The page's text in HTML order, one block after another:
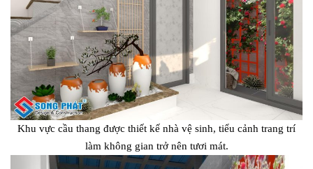
Khu vực cầu thang được thiết kế nhà vệ sinh, tiểu cảnh trang trí
làm không gian trở nên tươi mát.